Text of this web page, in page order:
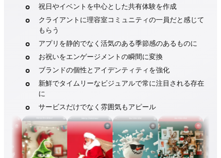
祝日やイベントを中心とした共有体験を作成
クライアントに理容室コミュニティの一員だと感じて
もらう
アプリを静的でなく活気のある季節感のあるものに
お祝いをエンゲージメントの瞬間に変換
ブランドの個性とアイデンティティを強化
新鮮でタイムリーなビジュアルで常に注目される存在
に
サービスだけでなく雰囲気もアピール